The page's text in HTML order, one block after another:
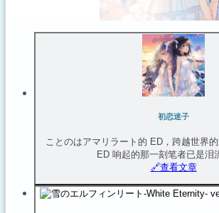
初恋迷子
ことのはアマリラート的 ED，跨越世界
ED 响起的那一刻笔者已是泪
🔗️查看文章